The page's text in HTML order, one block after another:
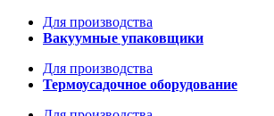
Для производства
Вакуумные упаковщики
Для производства
Термоусадочное оборудование